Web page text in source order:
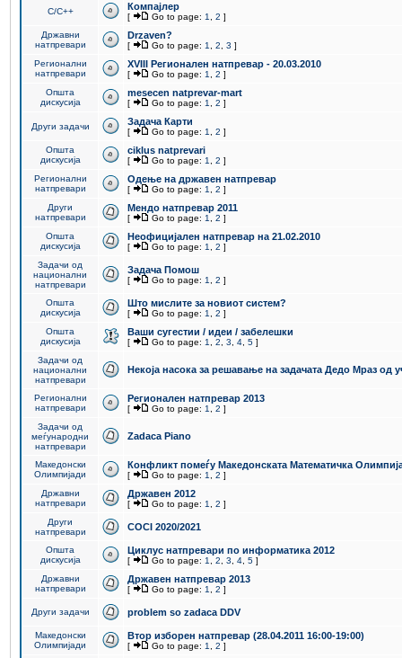
C/C++ Компајлер
[ Go to page: 1 2 ]
Државни
натпревари
Drzaven?
[ Go to page: 1 2 3 ]
Регионални
натпревари
XVIII Регионален натпревар - 20.03.2010
[ Go to page: 1 2 ]
Општа
дискусија
mesecen natprevar-mart
[ Go to page: 1 2 ]
Други задачи Задача Карти
[ Go to page: 1 2 ]
Општа
дискусија
ciklus natprevari
[ Go to page: 1 2 ]
Регионални
натпревари
Одење на државен натпревар
[ Go to page: 1 2 ]
Други
натпревари
Мендо натпревар 2011
[ Go to page: 1 2 ]
Општа
дискусија
Неофицијален натпревар на 21.02.2010
[ Go to page: 1 2 ]
Задачи од
национални
натпревари
Задача Помош
[ Go to page: 1 2 ]
Општа
дискусија
Што мислите за новиот систем?
[ Go to page: 1 2 ]
Општа
дискусија
Ваши сугестии / идеи / забелешки
[ Go to page: 1 2 3 4 5 ]
Задачи од
национални
натпревари
Некоја насока за решавање на задачата Дедо Мраз од
Регионални
натпревари
Регионален натпревар 2013
[ Go to page: 1 2 ]
Задачи од
меѓународни
натпревари
Zadaca Piano
Македонски
Олимпијади
Конфликт помеѓу Македонската Математичка
[ Go to page: 1 2 ]
Државни
натпревари
Државен 2012
[ Go to page: 1 2 ]
Други
натпревари
COCI 2020/2021
Општа
дискусија
Циклус натпревари по информатика 2012
[ Go to page: 1 2 3 4 5 ]
Државни
натпревари
Државен натпревар 2013
[ Go to page: 1 2 ]
Други задачи problem so zadaca DDV
Македонски
Олимпијади
Втор изборен натпревар (28.04.2011 16:00-19:00)
[ Go to page: 1 2 ]